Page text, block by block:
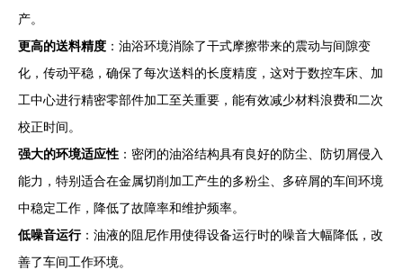
产。
更高的送料精度 ：油浴环境消除了干式摩擦带来的震动与间隙变
化，传动平稳，确保了每次送料的长度精度，这对于数控车床、加
工中心进行精密零部件加工至关重要，能有效减少材料浪费和二次
校正时间。
强大的环境适应性 ：密闭的油浴结构具有良好的防尘、防切屑侵入
能力，特别适合在金属切削加工产生的多粉尘、多碎屑的车间环境
中稳定工作，降低了故障率和维护频率。
低噪音运行：油液的阻尼作用使得设备运行时的噪音大幅降低，改
善了车间工作环境。